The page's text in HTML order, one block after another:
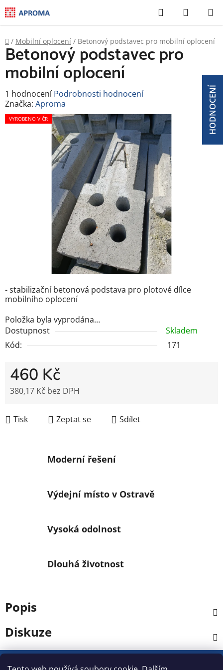
Přejít
na
obsah
Hledat
KOŠÍK
Domů
/ Mobilní oplocení / Betonový podstavec pro mobilní oplocení
- stabilizační betonová podstava pro plotové dílce
mobilního oplocení
Položka byla vyprodána…
Dostupnost
Skladem
Kód:
171
460 Kč
380,17 Kč bez DPH
Tisk
Zeptat se Sdílet
Betonový podstavec pro
mobilní oplocení
Průměrné
hodnocení
je
1 hodnocení Podrobnosti hodnocení
Značka: Aproma
VYROBENO V ČR
Moderní řešení
Výdejní místo v Ostravě
Vysoká odolnost
Dlouhá životnost
Popis
Diskuze
Z
HODNOCENÍ